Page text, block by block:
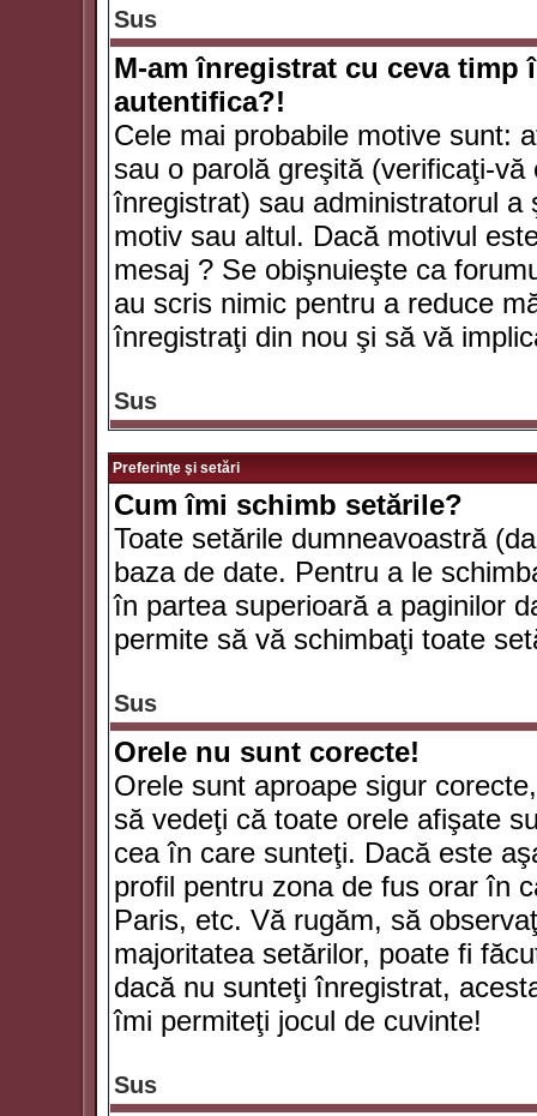
Sus
M-am înregistrat cu ceva timp
autentifica?!
Cele mai probabile motive sunt:
sau o parolă greşită (verificaţi-
înregistrat) sau administratorul
motiv sau altul. Dacă motivul
mesaj ? Se obişnuieşte ca
au scris nimic pentru a reduce
înregistraţi din nou şi să vă
Sus
Preferinţe şi setări
Cum îmi schimb setările?
Toate setările dumneavoastră
baza de date. Pentru a le
în partea superioară a paginilor
permite să vă schimbaţi toate
Sus
Orele nu sunt corecte!
Orele sunt aproape sigur
să vedeţi că toate orele afişate
cea în care sunteţi. Dacă este
profil pentru zona de fus orar în
Paris, etc. Vă rugăm, să
majoritatea setărilor, poate fi
dacă nu sunteţi înregistrat,
îmi permiteţi jocul de cuvinte!
Sus